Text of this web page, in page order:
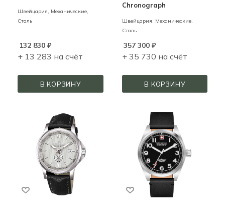
Швейцария, Механические,
Сталь
132 830 ₽
+ 13 283 на счёт
В КОРЗИНУ
Chronograph
Швейцария,
Механические,
Сталь
357 300₽
+ 35 730 на счёт
В КОРЗИНУ